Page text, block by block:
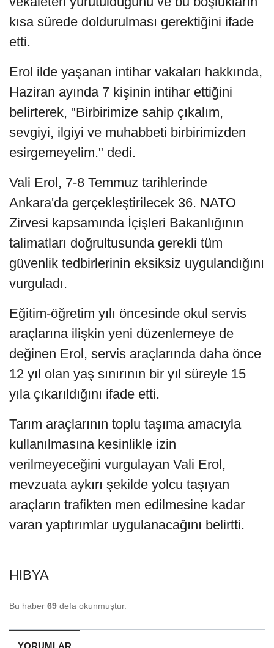
kısa sürede doldurulması gerektiğini ifade
etti.
Erol ilde yaşanan intihar vakaları hakkında,
Haziran ayında 7 kişinin intihar ettiğini
belirterek, "Birbirimize sahip çıkalım,
sevgiyi, ilgiyi ve muhabbeti birbirimizden
esirgemeyelim." dedi.
Vali Erol, 7-8 Temmuz tarihlerinde
Ankara'da gerçekleştirilecek 36. NATO
Zirvesi kapsamında İçişleri Bakanlığının
talimatları doğrultusunda gerekli tüm
güvenlik tedbirlerinin eksiksiz uygulandığını
vurguladı.
Eğitim-öğretim yılı öncesinde okul servis
araçlarına ilişkin yeni düzenlemeye de
değinen Erol, servis araçlarında daha önce
12 yıl olan yaş sınırının bir yıl süreyle 15
yıla çıkarıldığını ifade etti.
Tarım araçlarının toplu taşıma amacıyla
kullanılmasına kesinlikle izin
verilmeyeceğini vurgulayan Vali Erol,
mevzuata aykırı şekilde yolcu taşıyan
araçların trafikten men edilmesine kadar
varan yaptırımlar uygulanacağını belirtti.
HIBYA
Bu haber 69 defa okunmuştur.
YORUMLAR